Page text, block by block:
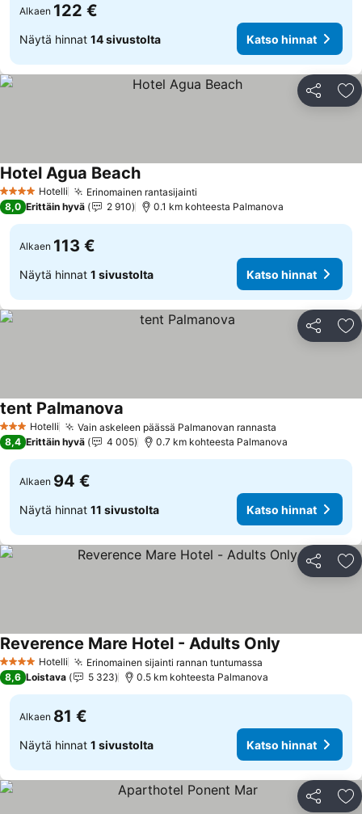
Alkaen 122 €
Näytä hinnat 14 sivustolta Katso hinnat
Jaa
4 Tähtiluokitus
Hotelli Erinomainen rantasijainti
Hotel Agua Beach
8,0 Erittäin hyvä 2 910 0.1 km kohteesta Palmanova
Alkaen 113 €
Näytä hinnat 1 sivustolta Katso hinnat
Jaa
3 Tähtiluokitus
Hotelli Vain askeleen päässä Palmanovan rannasta
tent Palmanova
8,4 Erittäin hyvä 4 005 0.7 km kohteesta Palmanova
Alkaen 94 €
Näytä hinnat 11 sivustolta Katso hinnat
Jaa
4 Tähtiluokitus
Hotelli Erinomainen sijainti rannan tuntumassa
Reverence Mare Hotel - Adults Only
8,6 Loistava 5 323 0.5 km kohteesta Palmanova
Alkaen 81 €
Näytä hinnat 1 sivustolta Katso hinnat
Jaa